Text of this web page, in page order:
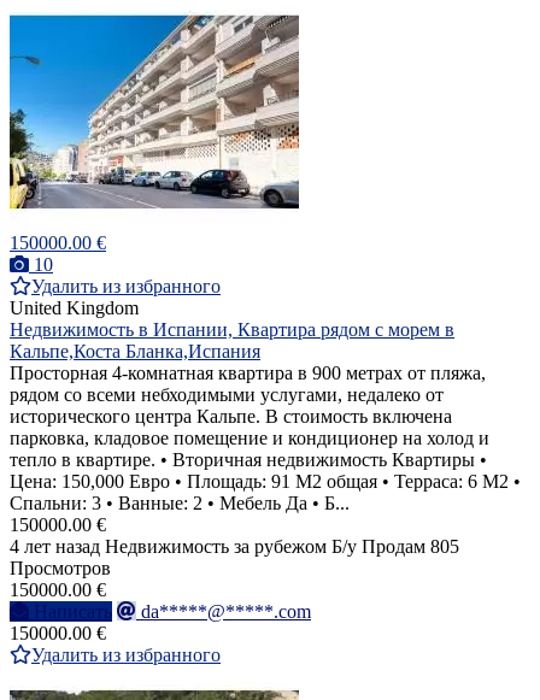
150000.00 €
10
Удалить из избранного
United Kingdom
Недвижимость в Испании, Квартира рядом с морем в
Кальпе,Коста Бланка,Испания
Просторная 4-комнатная квартира в 900 метрах от пляжа,
рядом со всеми небходимыми услугами, недалеко от
исторического центра Кальпе. В стоимость включена
парковка, кладовое помещение и кондиционер на холод и
тепло в квартире. • Вторичная недвижимость Квартиры •
Цена: 150,000 Евро • Площадь: 91 M2 общая • Терраса: 6 M2 •
Спальни: 3 • Ванные: 2 • Мебель Да • Б...
150000.00 €
4 лет назад Недвижимость за рубежом Б/у Продам 805
Просмотров
150000.00 €
Написать
da*****@*****.com
150000.00 €
Удалить из избранного